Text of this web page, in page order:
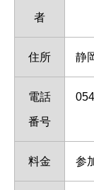
者
住所 静
電話
番号
料金 参